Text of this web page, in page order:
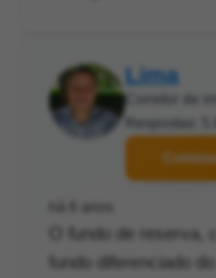
Lima
Corretor de
Respostas:
há 6 anos
O fundo de reserva,
fundo diferenciado